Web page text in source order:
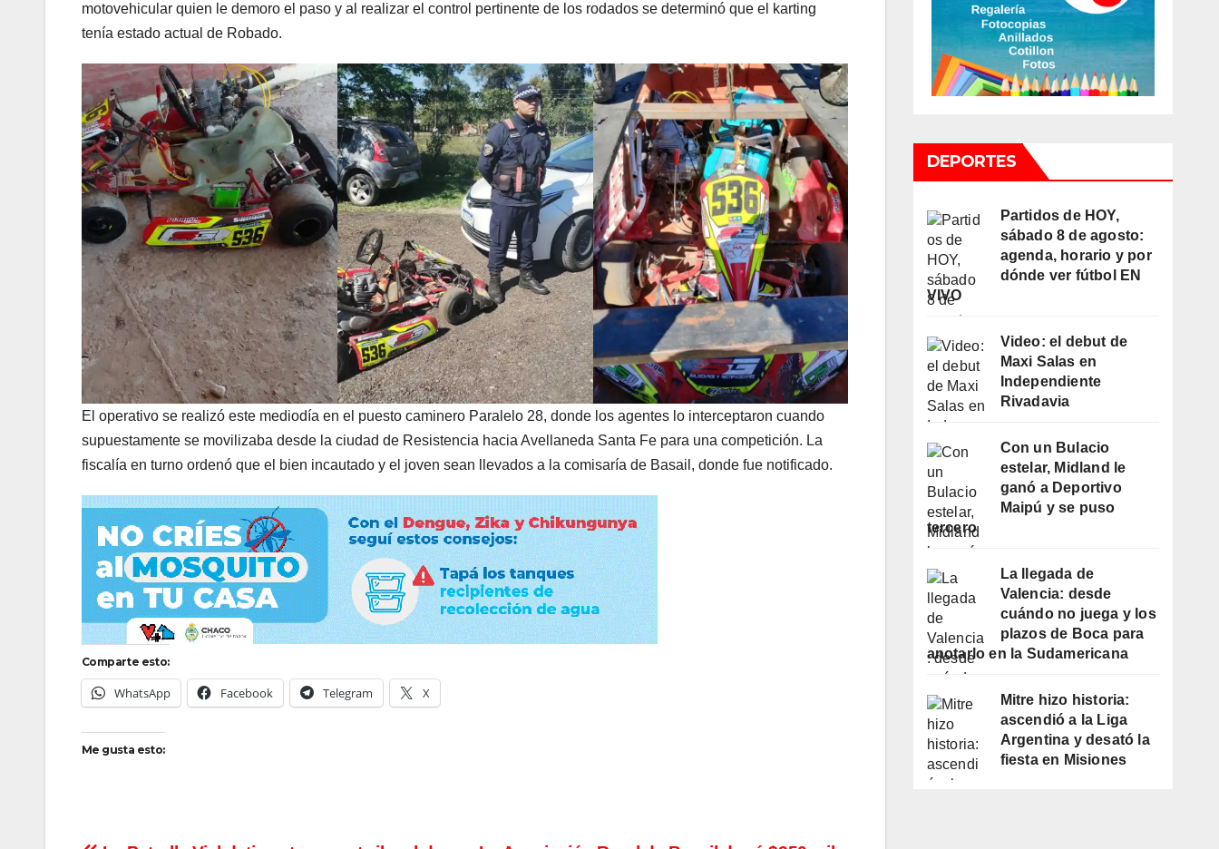
motovehicular quien le demoro el paso y al realizar el control pertinente de los rodados se determinó que el karting
tenía estado actual de Robado.
El operativo se realizó este mediodía en el puesto caminero Paralelo 28, donde los agentes lo interceptaron cuando
supuestamente se movilizaba desde la ciudad de Resistencia hacia Avellaneda Santa Fe para una competición. La
fiscalía en turno ordenó que el bien incautado y el joven sean llevados a la comisaría de Basail, donde fue notificado.
Comparte esto:
WhatsApp Facebook Telegram X
Me gusta esto:
DEPORTES
Partidos de HOY,
sábado 8 de agosto:
agenda, horario y por
dónde ver fútbol EN
VIVO
Video: el debut de
Maxi Salas en
Independiente
Rivadavia
Con un Bulacio
estelar, Midland le
ganó a Deportivo
Maipú y se puso
tercero
La llegada de
Valencia: desde
cuándo no juega y los
plazos de Boca para
anotarlo en la Sudamericana
Mitre hizo historia:
ascendió a la Liga
Argentina y desató la
fiesta en Misiones